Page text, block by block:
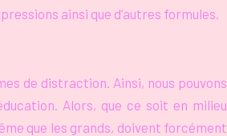
ainsi que d’autres formules.
de distraction. Ainsi, nous pouvons
Alors, que ce soit en milieu
que les grands, doivent forcément